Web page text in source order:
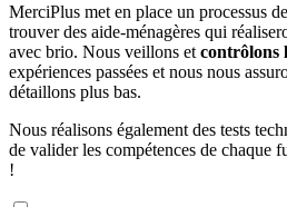
MerciPlus met en place un processus de
trouver des aide-ménagères qui
avec brio. Nous veillons et contrôlons
expériences passées et nous nous
détaillons plus bas.
Nous réalisons également des tests
de valider les compétences de chaque
!